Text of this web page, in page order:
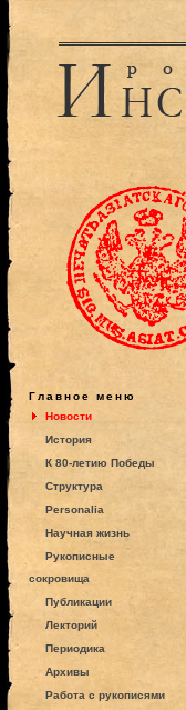
Главное меню
Новости
История
К 80-летию Победы
Структура
Personalia
Научная жизнь
Рукописные
сокровища
Публикации
Лекторий
Периодика
Архивы
Работа с рукописями